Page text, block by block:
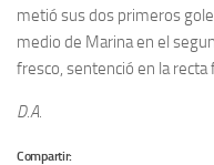
metió sus dos primeros
medio de Marina en el
fresco, sentenció en la recta
D.A.
Compartir: